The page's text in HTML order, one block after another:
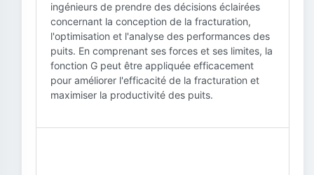
ingénieurs de prendre des décisions éclairées
concernant la conception de la fracturation,
l'optimisation et l'analyse des performances des
puits. En comprenant ses forces et ses limites, la
fonction G peut être appliquée efficacement
pour améliorer l'efficacité de la fracturation et
maximiser la productivité des puits.